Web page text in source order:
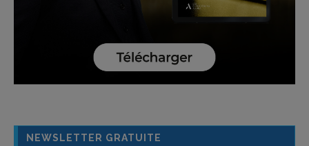
NEWSLETTER GRATUITE